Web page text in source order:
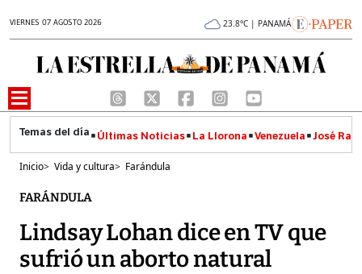
VIERNES 07 AGOSTO 2026 23.8°C | PANAMÁ
Últimas Noticias La Llorona Venezuela José
Inicio> Vida y cultura> Farándula
FARÁNDULA
Lindsay Lohan dice en TV que
sufrió un aborto natural